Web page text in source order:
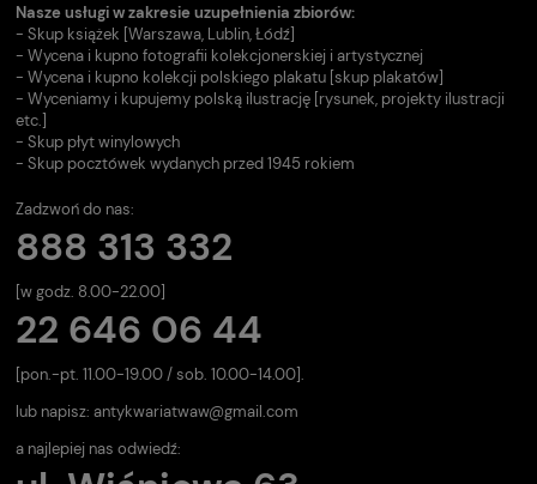
Nasze usługi w zakresie uzupełnienia zbiorów:
- Skup książek [Warszawa, Lublin, Łódź]
- Wycena i kupno fotografii kolekcjonerskiej i artystycznej
- Wycena i kupno kolekcji polskiego plakatu [skup plakatów]
- Wyceniamy i kupujemy polską ilustrację [rysunek, projekty ilustracji
etc.]
- Skup płyt winylowych
- Skup pocztówek wydanych przed 1945 rokiem
Zadzwoń do nas:
888 313 332
[w godz. 8.00-22.00]
22 646 06 44
[pon.-pt. 11.00-19.00 / sob. 10.00-14.00].
lub napisz: antykwariatwaw@gmail.com
a najlepiej nas odwiedź: